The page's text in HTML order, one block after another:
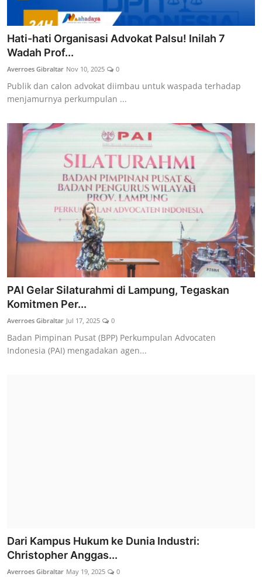
Hati-hati Organisasi Advokat Palsu! Inilah 7
Wadah Prof...
Averroes Gibraltar Nov 10, 2025 0
Publik dan calon advokat diimbau untuk waspada terhadap
menjamurnya perkumpulan ...
PAI Gelar Silaturahmi di Lampung, Tegaskan
Komitmen Per...
Averroes Gibraltar Jul 17, 2025 0
Badan Pimpinan Pusat (BPP) Perkumpulan Advocaten
Indonesia (PAI) mengadakan agen...
Dari Kampus Hukum ke Dunia Industri:
Christopher Anggas...
Averroes Gibraltar May 19, 2025 0